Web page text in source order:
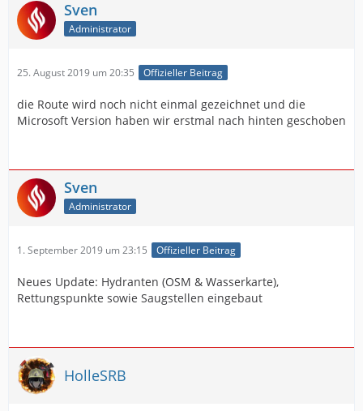
Sven
Administrator
25. August 2019 um 20:35 Offizieller Beitrag
die Route wird noch nicht einmal gezeichnet und die
Microsoft Version haben wir erstmal nach hinten geschoben
Sven
Administrator
1. September 2019 um 23:15 Offizieller Beitrag
Neues Update: Hydranten (OSM & Wasserkarte),
Rettungspunkte sowie Saugstellen eingebaut
HolleSRB